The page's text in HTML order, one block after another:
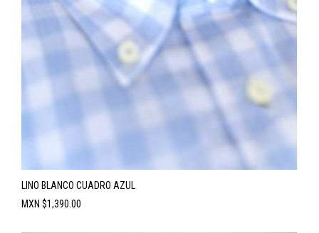
LINO BLANCO CUADRO AZUL
Precio
MXN $1,390.00